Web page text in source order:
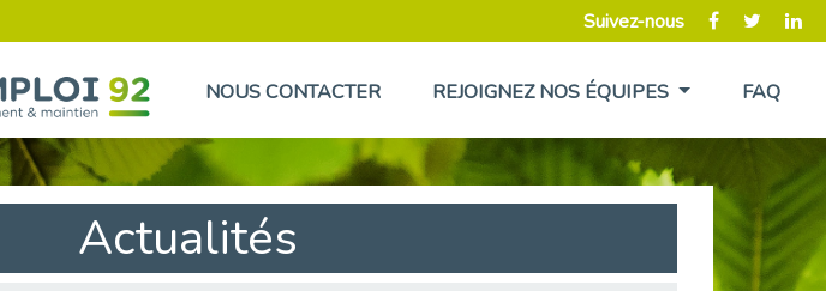
Suivez-nous
NOUS CONTACTER REJOIGNEZ NOS ÉQUIPES FAQ
Actualités